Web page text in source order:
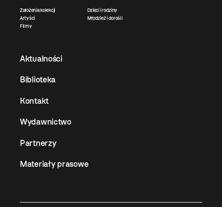
Założenia kolekcji
Artyści
Filmy
Dzieci i rodziny
Młodzież i dorośli
Aktualności
Biblioteka
Kontakt
Wydawnictwo
Partnerzy
Materiały prasowe